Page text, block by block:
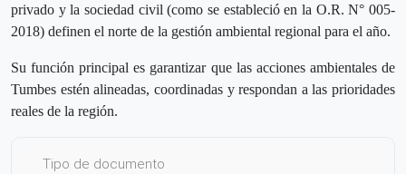
privado y la sociedad civil (como se estableció en la O.R. N° 005-
2018) definen el norte de la gestión ambiental regional para el año.
Su función principal es garantizar que las acciones ambientales de
Tumbes estén alineadas, coordinadas y respondan a las prioridades
reales de la región.
Tipo de documento